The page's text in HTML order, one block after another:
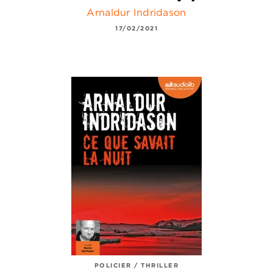
Arnaldur Indridason
17/02/2021
POLICIER / THRILLER